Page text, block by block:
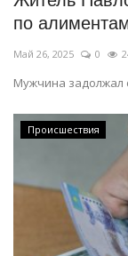
по
Май 26, 2025 0
Мужчина задолжал
Происшествия